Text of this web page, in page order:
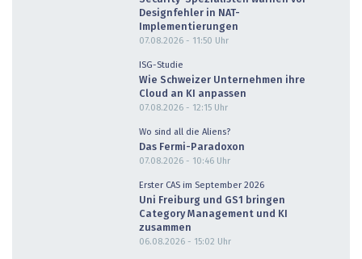
Designfehler in NAT-
Implementierungen
07.08.2026 - 11:50 Uhr
ISG-Studie
Wie Schweizer Unternehmen ihre
Cloud an KI anpassen
07.08.2026 - 12:15 Uhr
Wo sind all die Aliens?
Das Fermi-Paradoxon
07.08.2026 - 10:46 Uhr
Erster CAS im September 2026
Uni Freiburg und GS1 bringen
Category Management und KI
zusammen
06.08.2026 - 15:02 Uhr